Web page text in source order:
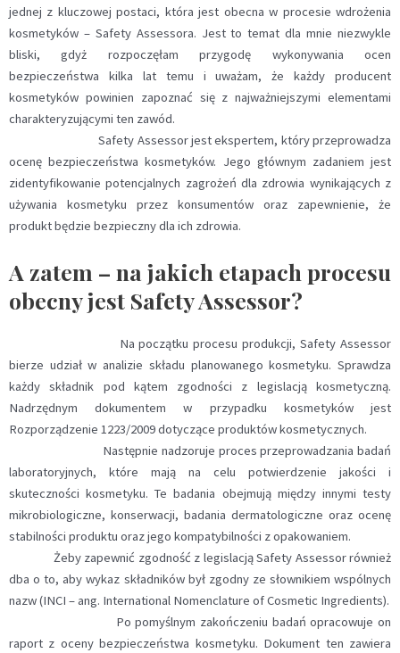
jednej z kluczowej postaci, która jest obecna w procesie wdrożenia
kosmetyków – Safety Assessora. Jest to temat dla mnie niezwykle
bliski, gdyż rozpoczęłam przygodę wykonywania ocen
bezpieczeństwa kilka lat temu i uważam, że każdy producent
kosmetyków powinien zapoznać się z najważniejszymi elementami
charakteryzującymi ten zawód.
Safety Assessor jest ekspertem, który przeprowadza
ocenę bezpieczeństwa kosmetyków. Jego głównym zadaniem jest
zidentyfikowanie potencjalnych zagrożeń dla zdrowia wynikających z
używania kosmetyku przez konsumentów oraz zapewnienie, że
produkt będzie bezpieczny dla ich zdrowia.
A zatem – na jakich etapach procesu
obecny jest Safety Assessor?
Na początku procesu produkcji, Safety Assessor
bierze udział w analizie składu planowanego kosmetyku. Sprawdza
każdy składnik pod kątem zgodności z legislacją kosmetyczną.
Nadrzędnym dokumentem w przypadku kosmetyków jest
Rozporządzenie 1223/2009 dotyczące produktów kosmetycznych.
Następnie nadzoruje proces przeprowadzania badań
laboratoryjnych, które mają na celu potwierdzenie jakości i
skuteczności kosmetyku. Te badania obejmują między innymi testy
mikrobiologiczne, konserwacji, badania dermatologiczne oraz ocenę
stabilności produktu oraz jego kompatybilności z opakowaniem.
Żeby zapewnić zgodność z legislacją Safety Assessor również
dba o to, aby wykaz składników był zgodny ze słownikiem wspólnych
nazw (INCI – ang. International Nomenclature of Cosmetic Ingredients).
Po pomyślnym zakończeniu badań opracowuje on
raport z oceny bezpieczeństwa kosmetyku. Dokument ten zawiera